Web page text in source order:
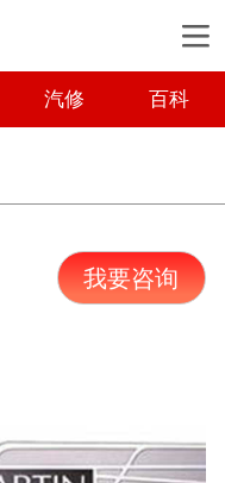
汽修 百科
我要咨询